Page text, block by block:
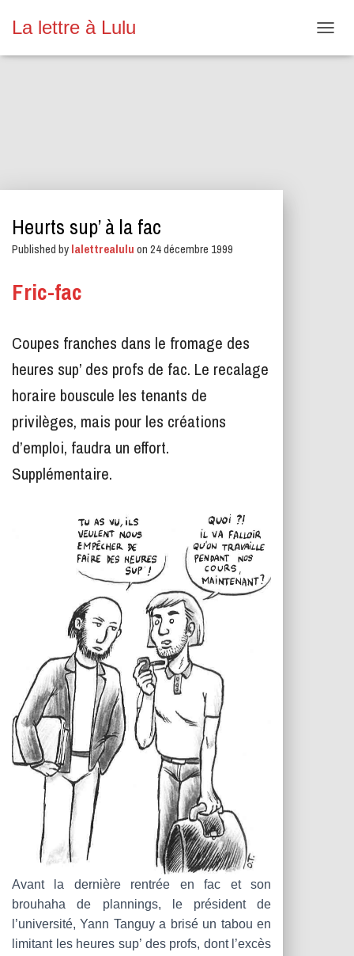
La lettre à Lulu
U
Heurts sup’ à la fac
Published bylalettrealuluon24 décembre 1999
Fric-fac
Coupes franches dans le fromage des
heures sup’ des profs de fac. Le recalage
horaire bouscule les tenants de
privilèges, mais pour les créations
d’emploi, faudra un effort.
Supplémentaire.
Avant la dernière rentrée en fac et son
brouhaha de plannings, le président de
l’université, Yann Tanguy a brisé un tabou en
limitant les heures sup’ des profs, dont l’excès